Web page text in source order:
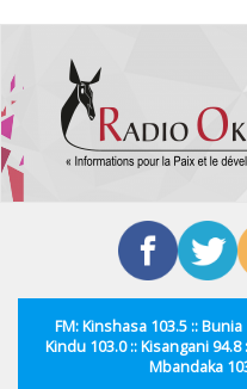
contenu
principal
FM: Kinshasa 103.5 :: Bunia
Kindu 103.0 :: Kisangani
Mbandaka